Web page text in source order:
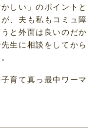
しい」のポイントと
、夫も私もコミュ障
と外面は良いのだか
生に相談をしてから
育て真っ最中ワーマ